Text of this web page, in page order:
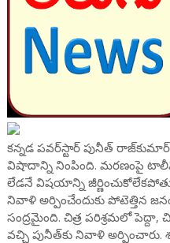
కన్నడ పవర్‌స్టార్‌ పునీత్‌
విషాదాన్ని నింపింది. మరణంపై
లేడనే విషయాన్ని
నివాళి అర్పించేందుకు పోటెత్తిన
సంద్రమైంది. చిత్ర పరిశ్రమలో
వచ్చి పునీత్‌కు నివాళి అర్పించారు.